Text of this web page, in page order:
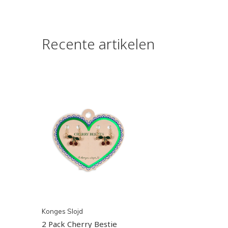
Recente artikelen
Konges Slojd
2 Pack Cherry Bestie